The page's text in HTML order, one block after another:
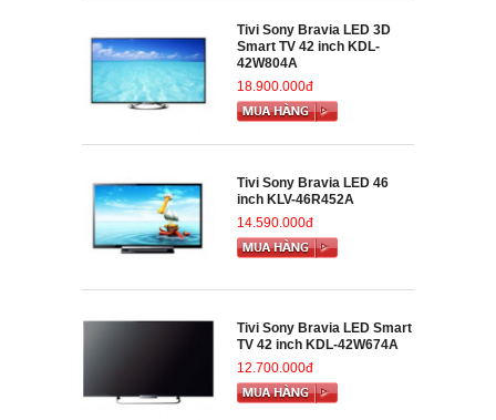
Tivi Sony Bravia LED 3D
Smart TV 42 inch KDL-
42W804A
18.900.000đ
Tivi Sony Bravia LED 46
inch KLV-46R452A
14.590.000đ
Tivi Sony Bravia LED Smart
TV 42 inch KDL-42W674A
12.700.000đ